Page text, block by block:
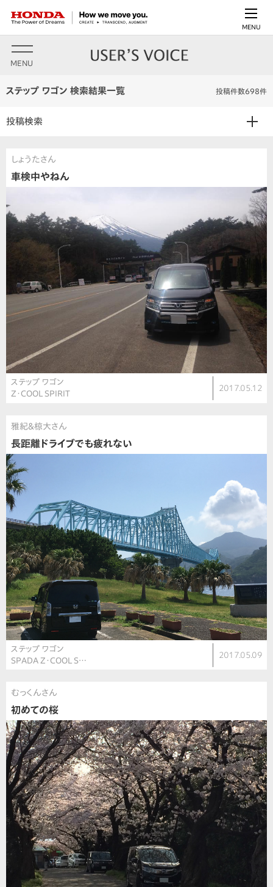
MENU
MENU
ステップ ワゴン 検索結果一覧 投稿件数698件
投稿検索
しょうたさん
車検中やねん
ステップ ワゴン
Z・COOL SPIRIT
2017.05.12
雅紀&椋大さん
長距離ドライブでも疲れない
ステップ ワゴン
SPADA Z・COOL S…
2017.05.09
むっくんさん
初めての桜